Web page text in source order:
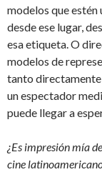
modelos que
desde ese lugar,
esa etiqueta. O
modelos de
tanto directamente
un espectador
puede llegar a
¿Es impresión mía
cine